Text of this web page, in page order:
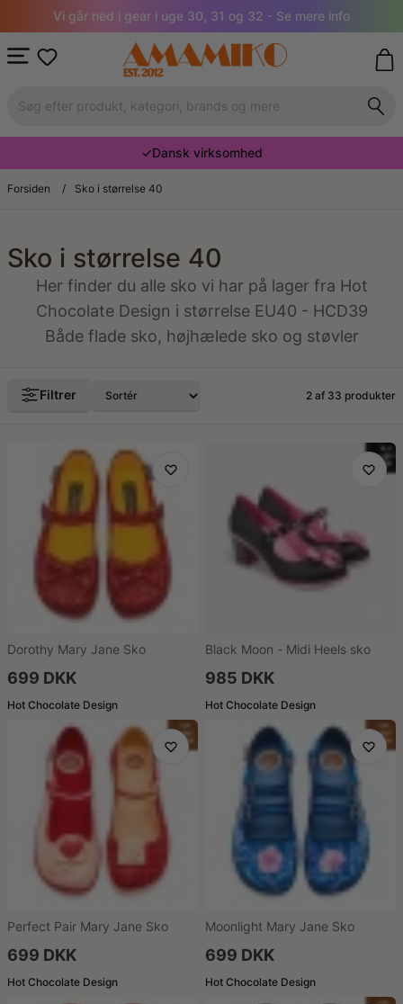
Vi går ned i gear i uge 30, 31 og 32 - Se mere info
✓Dansk virksomhed
Forsiden / Sko i størrelse 40
Sko i størrelse 40
Her finder du alle sko vi har på lager fra Hot
Chocolate Design i størrelse EU40 - HCD39
Både flade sko, højhælede sko og støvler
Filtrer 2 af 33 produkter
Dorothy Mary Jane Sko
699 DKK
Hot Chocolate Design
Black Moon - Midi Heels sko
985 DKK
Hot Chocolate Design
Perfect Pair Mary Jane Sko
699 DKK
Hot Chocolate Design
Moonlight Mary Jane Sko
699 DKK
Hot Chocolate Design